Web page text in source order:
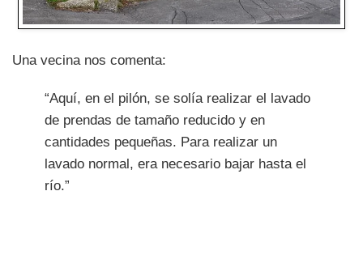
Una vecina nos comenta:
“Aquí, en el pilón, se solía realizar el lavado
de prendas de tamaño reducido y en
cantidades pequeñas. Para realizar un
lavado normal, era necesario bajar hasta el
río.”